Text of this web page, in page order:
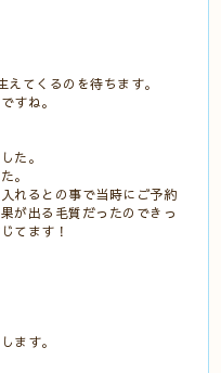
てくるのを待ちます。
すね。
た。
。
れるとの事で当時にご予約
が出る毛質だったのできっ
てます！
ます。